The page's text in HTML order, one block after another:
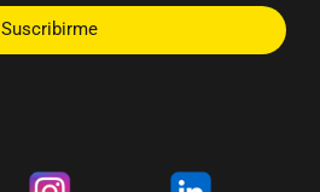
Suscribirme